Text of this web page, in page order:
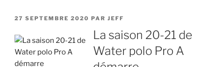
PUBLIÉ
27 SEPTEMBRE 2020 PAR JEFF
La saison 20-21 de
Water polo Pro A